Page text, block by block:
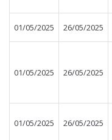
01/05/2025 26/05/2025
01/05/2025 26/05/2025
01/05/2025 26/05/2025